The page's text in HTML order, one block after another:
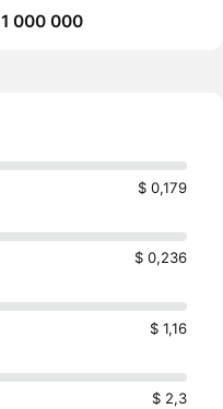
1 000 000
$ 0,179
$ 0,236
$ 1,16
$ 2,3